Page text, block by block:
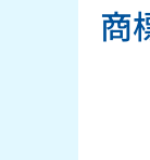
商